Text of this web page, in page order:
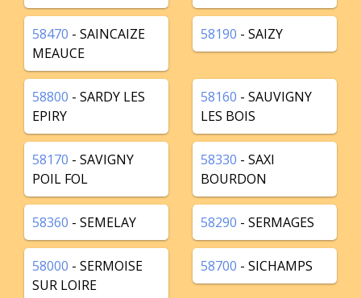
58470 - SAINCAIZE
MEAUCE
58190 - SAIZY
58800 - SARDY LES
EPIRY
58160 - SAUVIGNY
LES BOIS
58170 - SAVIGNY
POIL FOL
58330 - SAXI
BOURDON
58360 - SEMELAY 58290 - SERMAGES
58000 - SERMOISE
SUR LOIRE
58700 - SICHAMPS